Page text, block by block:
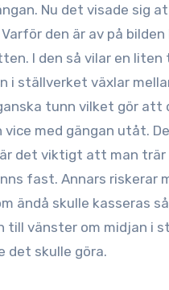
Nu det visade sig
den är av på
I den så vilar en liten
i ställverket växlar
tunn vilket gör att
med gängan utåt.
det viktigt att man trär
fast. Annars riskerar
ändå skulle kasseras
till vänster om midjan i
det skulle göra.